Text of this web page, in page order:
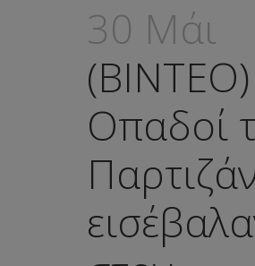
30 Μάι
(ΒΙΝΤΕΟ)
Οπαδοί